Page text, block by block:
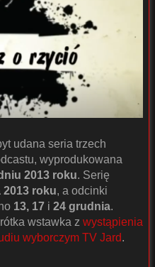
udana seria trzech
wyprodukowana
2013 roku. Serię
2013 roku, a odcinki
13, 17 i 24 grudnia.
wstawka z wystąpienia
wyborczym TV Jard.